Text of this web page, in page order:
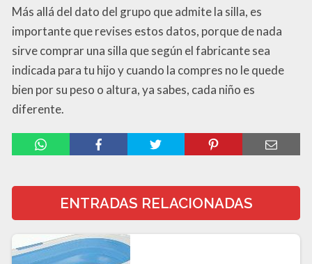
Más allá del dato del grupo que admite la silla, es
importante que revises estos datos, porque de nada
sirve comprar una silla que según el fabricante sea
indicada para tu hijo y cuando la compres no le quede
bien por su peso o altura, ya sabes, cada niño es
diferente.
ENTRADAS RELACIONADAS